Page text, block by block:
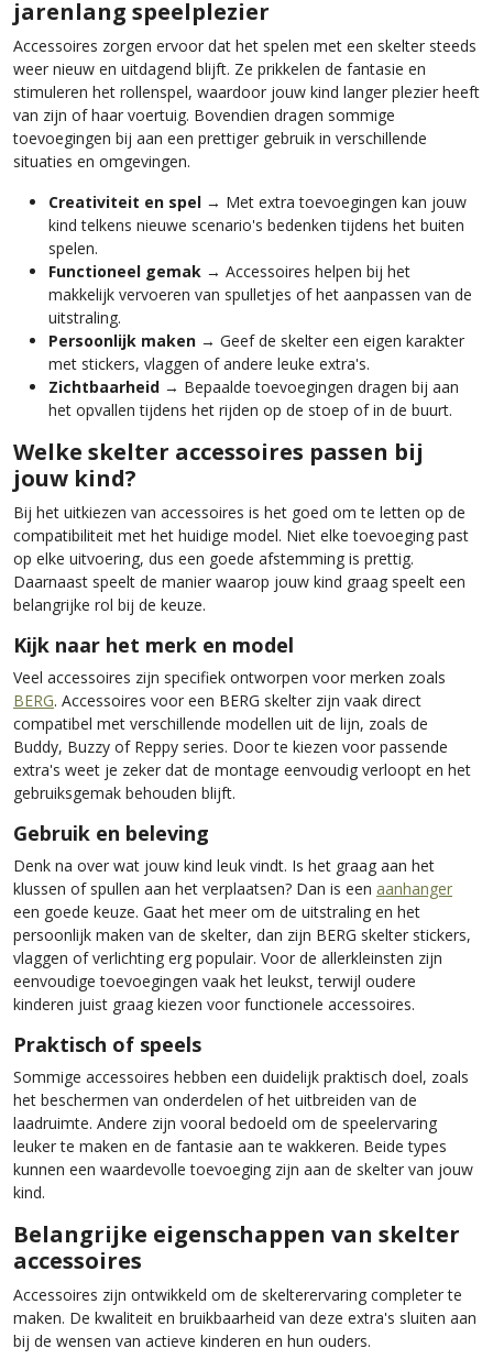
jarenlang speelplezier
Accessoires zorgen ervoor dat het spelen met een skelter steeds
weer nieuw en uitdagend blijft. Ze prikkelen de fantasie en
stimuleren het rollenspel, waardoor jouw kind langer plezier heeft
van zijn of haar voertuig. Bovendien dragen sommige
toevoegingen bij aan een prettiger gebruik in verschillende
situaties en omgevingen.
Creativiteit en spel → Met extra toevoegingen kan jouw
kind telkens nieuwe scenario's bedenken tijdens het buiten
spelen.
Functioneel gemak → Accessoires helpen bij het
makkelijk vervoeren van spulletjes of het aanpassen van de
uitstraling.
Persoonlijk maken → Geef de skelter een eigen karakter
met stickers, vlaggen of andere leuke extra's.
Zichtbaarheid → Bepaalde toevoegingen dragen bij aan
het opvallen tijdens het rijden op de stoep of in de buurt.
Welke skelter accessoires passen bij
jouw kind?
Bij het uitkiezen van accessoires is het goed om te letten op de
compatibiliteit met het huidige model. Niet elke toevoeging past
op elke uitvoering, dus een goede afstemming is prettig.
Daarnaast speelt de manier waarop jouw kind graag speelt een
belangrijke rol bij de keuze.
Kijk naar het merk en model
Veel accessoires zijn specifiek ontworpen voor merken zoals
BERG. Accessoires voor een BERG skelter zijn vaak direct
compatibel met verschillende modellen uit de lijn, zoals de
Buddy, Buzzy of Reppy series. Door te kiezen voor passende
extra's weet je zeker dat de montage eenvoudig verloopt en het
gebruiksgemak behouden blijft.
Gebruik en beleving
Denk na over wat jouw kind leuk vindt. Is het graag aan het
klussen of spullen aan het verplaatsen? Dan is een aanhanger
een goede keuze. Gaat het meer om de uitstraling en het
persoonlijk maken van de skelter, dan zijn BERG skelter stickers,
vlaggen of verlichting erg populair. Voor de allerkleinsten zijn
eenvoudige toevoegingen vaak het leukst, terwijl oudere
kinderen juist graag kiezen voor functionele accessoires.
Praktisch of speels
Sommige accessoires hebben een duidelijk praktisch doel, zoals
het beschermen van onderdelen of het uitbreiden van de
laadruimte. Andere zijn vooral bedoeld om de speelervaring
leuker te maken en de fantasie aan te wakkeren. Beide types
kunnen een waardevolle toevoeging zijn aan de skelter van jouw
kind.
Belangrijke eigenschappen van skelter
accessoires
Accessoires zijn ontwikkeld om de skelterervaring completer te
maken. De kwaliteit en bruikbaarheid van deze extra's sluiten aan
bij de wensen van actieve kinderen en hun ouders.